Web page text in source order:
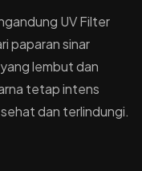
UV Filter
paparan sinar
lembut dan
tetap intens
dan terlindungi.